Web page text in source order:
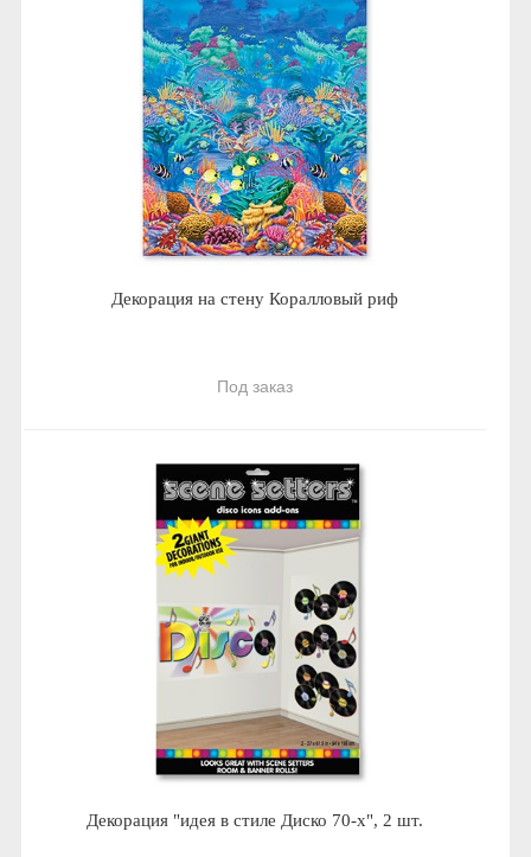
Декорация на стену Коралловый риф
Под заказ
Декорация "идея в стиле Диско 70-х", 2 шт.